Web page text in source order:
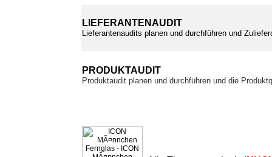
LIEFERANTENAUDIT
Lieferantenaudits planen und durchführen und
PRODUKTAUDIT
Produktaudit planen und durchführen und die